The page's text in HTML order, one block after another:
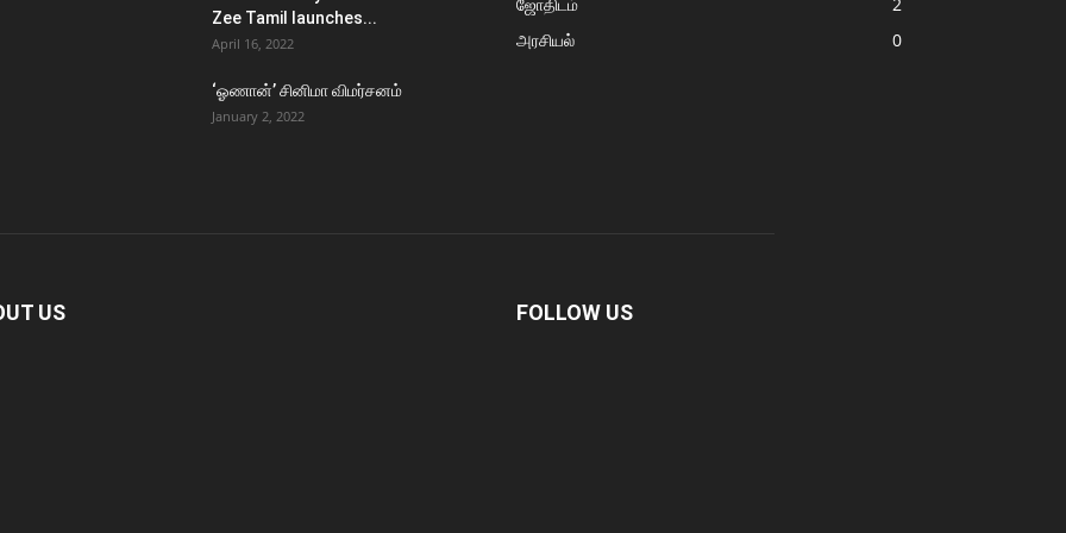
Zee Tamil launches...
April 16, 2022
‘ஓணான்’ சினிமா விமர்சனம்
January 2, 2022
அரசியல்
0
US FOLLOW US